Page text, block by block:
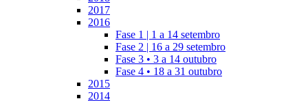
2017
2016
Fase 1 | 1 a 14 setembro
Fase 2 | 16 a 29 setembro
Fase 3 • 3 a 14 outubro
Fase 4 • 18 a 31 outubro
2015
2014